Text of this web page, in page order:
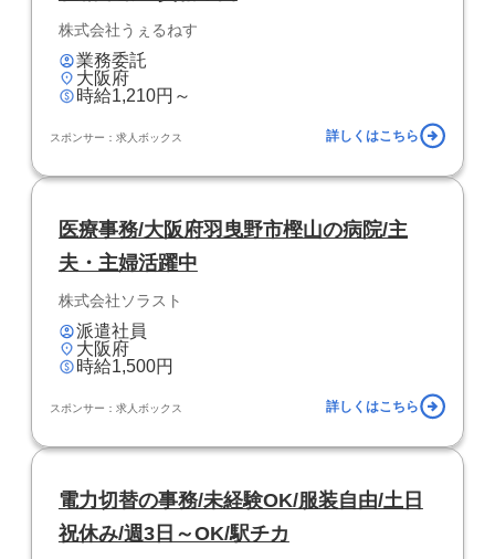
株式会社うぇるねす
業務委託
大阪府
時給1,210円～
スポンサー：求人ボックス 詳しくはこちら
医療事務/大阪府羽曳野市樫山の病院/主
夫・主婦活躍中
株式会社ソラスト
派遣社員
大阪府
時給1,500円
スポンサー：求人ボックス 詳しくはこちら
電力切替の事務/未経験OK/服装自由/土日
祝休み/週3日～OK/駅チカ